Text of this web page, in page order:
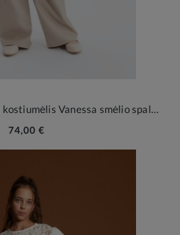
Elegantiškas mergaičių kostiumėlis Vanessa smėlio spalvos
74,00 €